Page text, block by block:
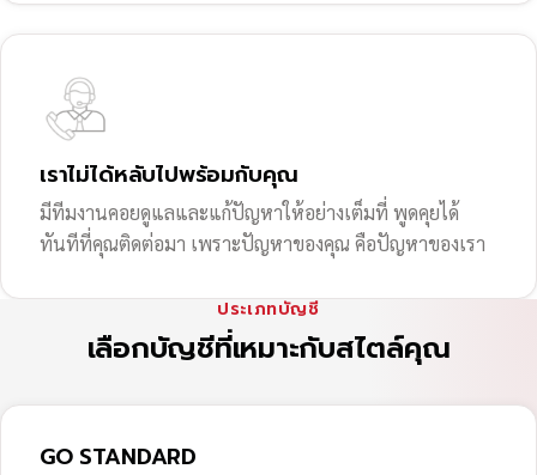
เราไม่ได้หลับไปพร้อมกับคุณ
มีทีมงานคอยดูแลและแก้ปัญหาให้อย่างเต็มที่ พูดคุยได้
ทันทีที่คุณติดต่อมา เพราะปัญหาของคุณ คือปัญหาของเรา
ประเภทบัญชี
เลือกบัญชีที่เหมาะกับสไตล์คุณ
GO STANDARD